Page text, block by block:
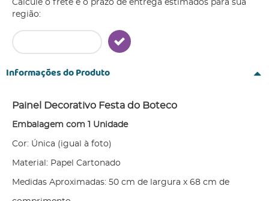
Calcule o frete e o prazo de entrega estimados para sua
região:
Informações do Produto
Painel Decorativo Festa do Boteco
Embalagem com 1 Unidade
Cor: Única (igual à foto)
Material: Papel Cartonado
Medidas Aproximadas: 50 cm de largura x 68 cm de